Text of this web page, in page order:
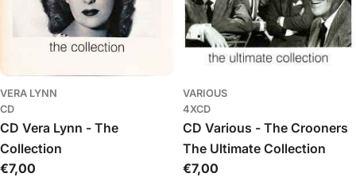
VERA LYNN
CD
CD Vera Lynn - The
Collection
Обычная
€7,00
VARIOUS
4XCD
CD Various - The Crooners
The Ultimate Collection
Обычная
€7,00